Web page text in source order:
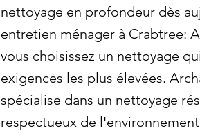
nettoyage en profondeur dès
entretien ménager à Crabtree:
vous choisissez un nettoyage
exigences les plus élevées.
spécialise dans un nettoyage
respectueux de